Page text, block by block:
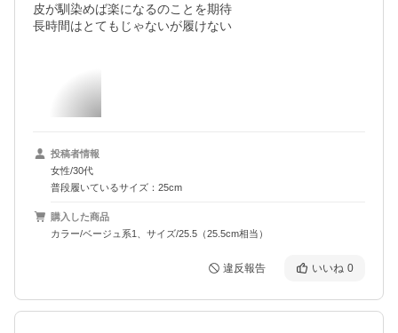
皮が馴染めば楽になるのことを期待
長時間はとてもじゃないが履けない
投稿者情報
女性/30代
普段履いているサイズ：25cm
購入した商品
カラー/ベージュ系1、サイズ/25.5（25.5cm相当）
違反報告 いいね 0